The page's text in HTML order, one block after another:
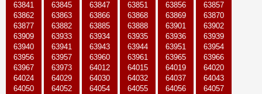
63841
63845 63847 63851 63856
63857
63862
63863 63866 63868 63869
63870
63877
63882 63885 63888 63901
63902
63909
63933 63934 63935 63936
63939
63940
63941 63943 63944 63951
63954
63956
63957 63960 63961 63965
63966
63967
63973 64012 64015 64019
64020
64024
64029 64030 64032 64037
64043
64050
64052 64054 64055 64056
64057